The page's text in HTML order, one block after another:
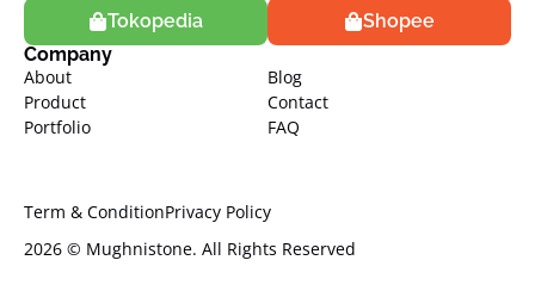
Tokopedia
Shopee
Company
About
Product
Portfolio
Blog
Contact
FAQ
2026 © Mughnistone. All Rights Reserved
Term & ConditionPrivacy Policy